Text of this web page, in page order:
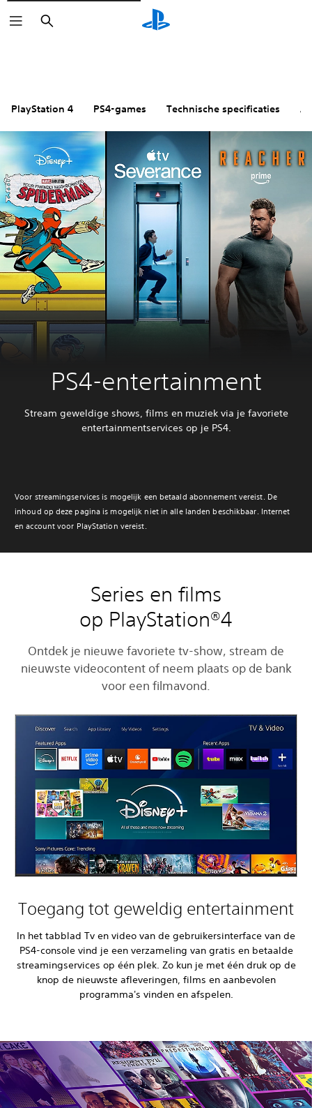
Zoeken
PlayStation 4 PS4-games Technische specificaties
PS4-entertainment
Stream geweldige shows, films en muziek via je favoriete
entertainmentservices op je PS4.
Voor streamingservices is mogelijk een betaald abonnement vereist. De
inhoud op deze pagina is mogelijk niet in alle landen beschikbaar. Internet
en account voor PlayStation vereist.
Series en films
op PlayStation®4
Ontdek je nieuwe favoriete tv-show, stream de
nieuwste videocontent of neem plaats op de bank
voor een filmavond.
Toegang tot geweldig entertainment
In het tabblad Tv en video van de gebruikersinterface van de
PS4-console vind je een verzameling van gratis en betaalde
streamingservices op één plek. Zo kun je met één druk op de
knop de nieuwste afleveringen, films en aanbevolen
programma's vinden en afspelen.